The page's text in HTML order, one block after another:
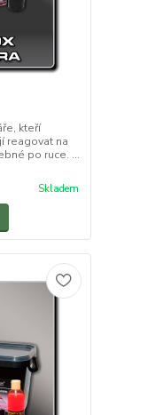
kteří
reagovat na
po ruce. ...
Skladem